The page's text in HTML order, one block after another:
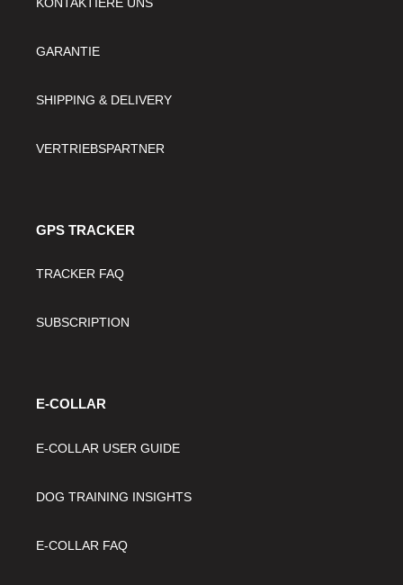
GARANTIE
SHIPPING & DELIVERY
VERTRIEBSPARTNER
GPS TRACKER
TRACKER FAQ
SUBSCRIPTION
E-COLLAR
E-COLLAR USER GUIDE
DOG TRAINING INSIGHTS
E-COLLAR FAQ